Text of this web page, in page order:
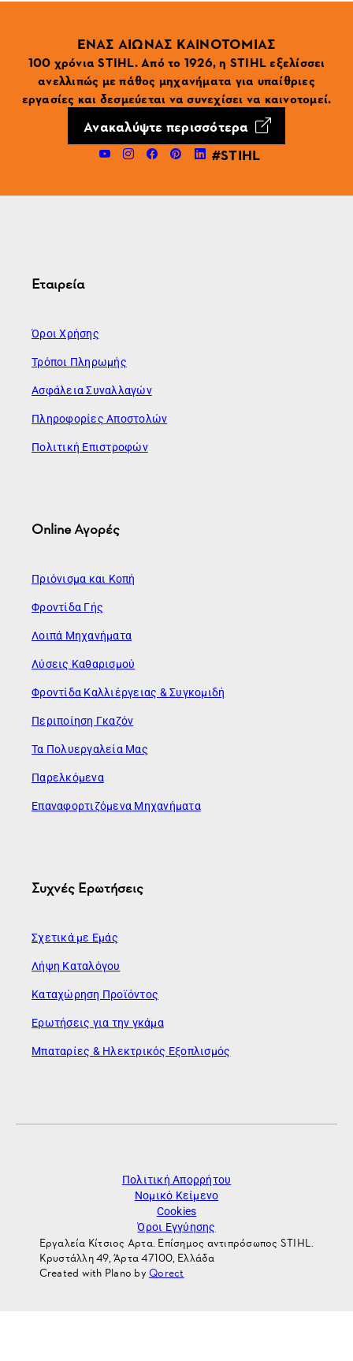
ΕΝΑΣ ΑΙΩΝΑΣ ΚΑΙΝΟΤΟΜΙΑΣ
100 χρόνια STIHL. Από το 1926, η STIHL εξελίσσει
ανελλιπώς με πάθος μηχανήματα για υπαίθριες
εργασίες και δεσμεύεται να συνεχίσει να καινοτομεί.
Ανακαλύψτε περισσότερα
#STIHL
Εταιρεία
Όροι Χρήσης
Τρόποι Πληρωμής
Ασφάλεια Συναλλαγών
Πληροφορίες Αποστολών
Πολιτική Επιστροφών
Online Αγορές
Πριόνισμα και Κοπή
Φροντίδα Γής
Λοιπά Μηχανήματα
Λύσεις Καθαρισμού
Φροντίδα Καλλιέργειας & Συγκομιδή
Περιποίηση Γκαζόν
Τα Πολυεργαλεία Μας
Παρελκόμενα
Επαναφορτιζόμενα Μηχανήματα
Συχνές Ερωτήσεις
Σχετικά με Εμάς
Λήψη Καταλόγου
Καταχώρηση Προϊόντος
Ερωτήσεις για την γκάμα
Μπαταρίες & Ηλεκτρικός Εξοπλισμός
Πολιτική Απορρήτου
Νομικό Κείμενο
Cookies
Όροι Εγγύησης
Εργαλεία Κίτσιος Αρτα. Επίσημος αντιπρόσωπος STIHL.
Κρυστάλλη 49, Άρτα 47100, Ελλάδα
Created with Plano byQorect